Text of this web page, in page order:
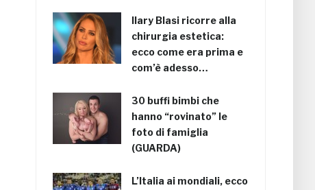
Ilary Blasi ricorre alla
chirurgia estetica:
ecco come era prima e
com’è adesso…
30 buffi bimbi che
hanno “rovinato” le
foto di famiglia
(GUARDA)
L’Italia ai mondiali, ecco